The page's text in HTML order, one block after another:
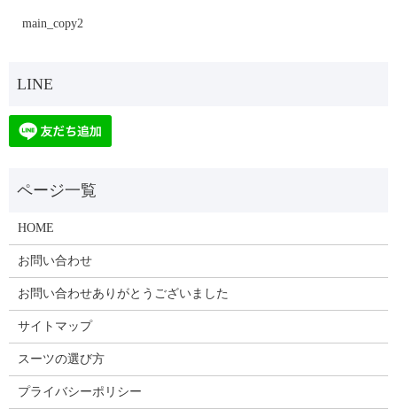
main_copy2
HOME
お問い合わせ
お問い合わせありがとうございました
サイトマップ
スーツの選び方
プライバシーポリシー